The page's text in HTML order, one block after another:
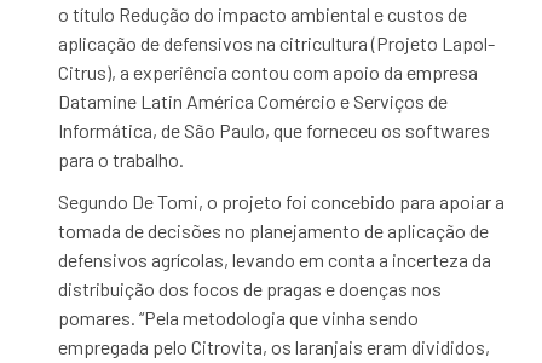
o título Redução do impacto ambiental e custos de
aplicação de defensivos na citricultura (Projeto Lapol-
Citrus), a experiência contou com apoio da empresa
Datamine Latin América Comércio e Serviços de
Informática, de São Paulo, que forneceu os softwares
para o trabalho.
Segundo De Tomi, o projeto foi concebido para apoiar a
tomada de decisões no planejamento de aplicação de
defensivos agrícolas, levando em conta a incerteza da
distribuição dos focos de pragas e doenças nos
pomares. “Pela metodologia que vinha sendo
empregada pelo Citrovita, os laranjais eram divididos,